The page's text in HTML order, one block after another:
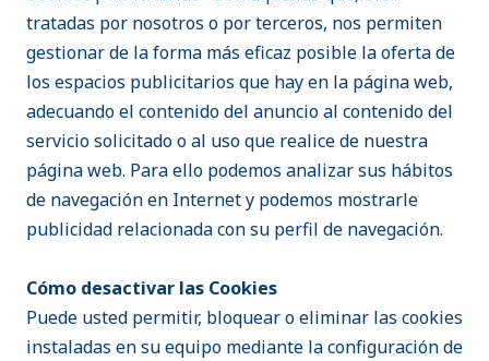
tratadas por nosotros o por terceros, nos permiten
gestionar de la forma más eficaz posible la oferta de
los espacios publicitarios que hay en la página web,
adecuando el contenido del anuncio al contenido del
servicio solicitado o al uso que realice de nuestra
página web. Para ello podemos analizar sus hábitos
de navegación en Internet y podemos mostrarle
publicidad relacionada con su perfil de navegación.
Cómo desactivar las Cookies
Puede usted permitir, bloquear o eliminar las cookies
instaladas en su equipo mediante la configuración de